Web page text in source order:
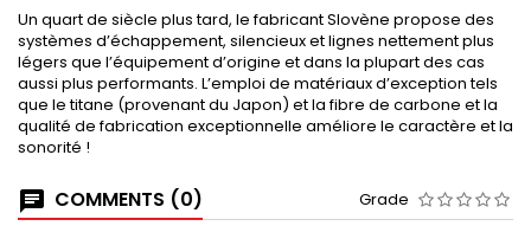
Un quart de siècle plus tard, le fabricant Slovène propose des
systèmes d’échappement, silencieux et lignes nettement plus
légers que l’équipement d’origine et dans la plupart des cas
aussi plus performants. L’emploi de matériaux d’exception tels
que le titane (provenant du Japon) et la fibre de carbone et la
qualité de fabrication exceptionnelle améliore le caractère et la
sonorité !
COMMENTS (0) Grade